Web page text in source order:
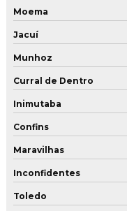
Moema
Jacuí
Munhoz
Curral de Dentro
Inimutaba
Confins
Maravilhas
Inconfidentes
Toledo